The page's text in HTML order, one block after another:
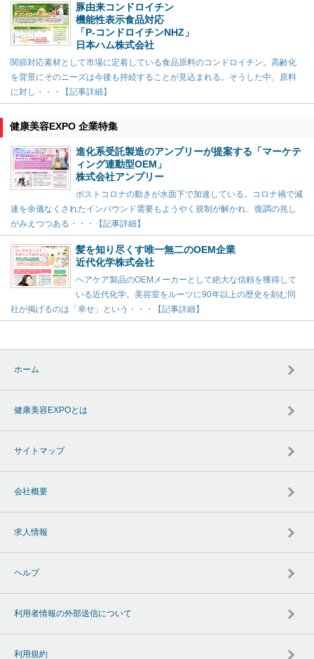
豚由来コンドロイチン
機能性表示食品対応
「P-コンドロイチンNHZ」
日本ハム株式会社
関節対応素材として市場に定着している食品原料のコンドロイチン。高齢化
を背景にそのニーズは今後も持続することが見込まれる。そうした中、原料
に対し・・・【記事詳細】
健康美容EXPO 企業特集
進化系受託製造のアンプリーが提案する「マーケテ
ィング連動型OEM」
株式会社アンプリー
ポストコロナの動きが水面下で加速している。コロナ禍で減
速を余儀なくされたインバウンド需要もようやく規制が解かれ、復調の兆し
がみえつつある・・・【記事詳細】
髪を知り尽くす唯一無二のOEM企業
近代化学株式会社
ヘアケア製品のOEMメーカーとして絶大な信頼を獲得して
いる近代化学。美容室をルーツに90年以上の歴史を刻む同
社が掲げるのは「幸せ」という・・・【記事詳細】
ホーム
健康美容EXPOとは
サイトマップ
会社概要
求人情報
ヘルプ
利用者情報の外部送信について
利用規約